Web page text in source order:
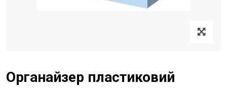
Органайзер пластиковий